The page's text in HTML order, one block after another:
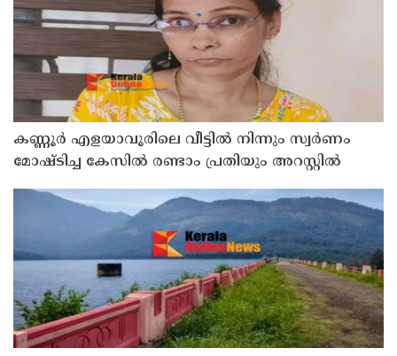
കണ്ണൂർ എളയാവൂരിലെ വീട്ടിൽ നിന്നും സ്വർണം
മോഷ്ടിച്ച കേസിൽ രണ്ടാം പ്രതിയും അറസ്റ്റിൽ